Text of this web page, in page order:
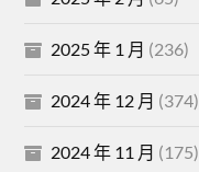
2025 年 1 月 (236)
2024 年 12 月 (374)
2024 年 11 月 (175)